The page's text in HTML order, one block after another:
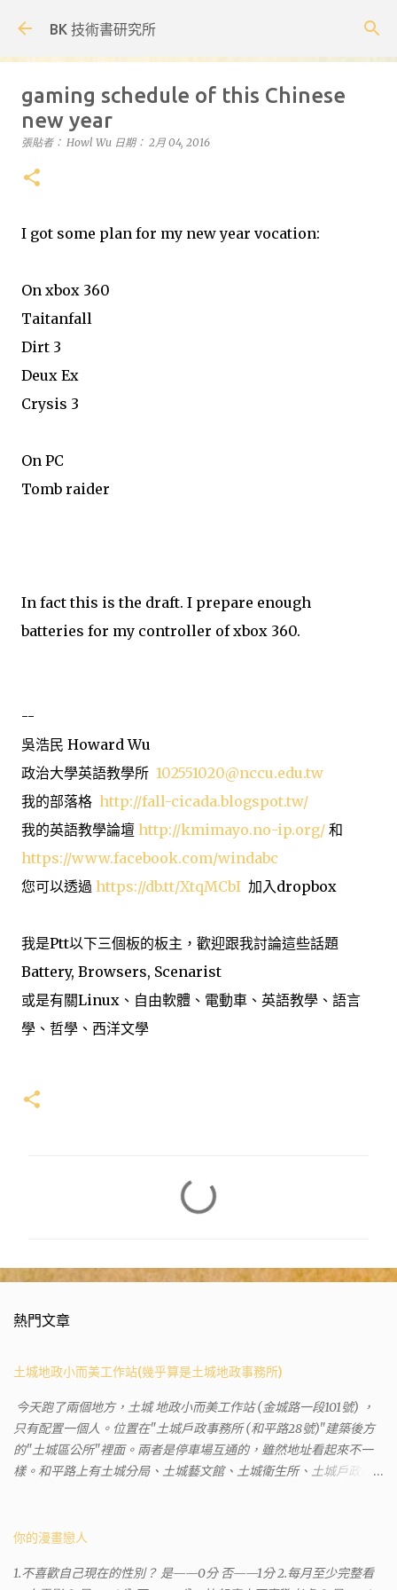
BK 技術書研究所
gaming schedule of this Chinese
new year
張貼者： Howl Wu 日期： 2月 04, 2016
I got some plan for my new year vocation:
On xbox 360
Taitanfall
Dirt 3
Deux Ex
Crysis 3
On PC
Tomb raider
In fact this is the draft. I prepare enough
batteries for my controller of xbox 360.
--
吳浩民 Howard Wu
政治大學英語教學所 102551020@nccu.edu.tw
我的部落格 http://fall-cicada.blogspot.tw/
我的英語教學論壇 http://kmimayo.no-ip.org/ 和
https://www.facebook.com/windabc
您可以透過 https://db.tt/XtqMCbI 加入dropbox
我是Ptt以下三個板的板主，歡迎跟我討論這些話題
Battery, Browsers, Scenarist
或是有關Linux、自由軟體、電動車、英語教學、語言
學、哲學、西洋文學
熱門文章
土城地政小而美工作站(幾乎算是土城地政事務所)
今天跑了兩個地方，土城 地政小而美工作站 (金城路一段101號) ，
只有配置一個人。位置在"土城戶政事務所 (和平路28號)"建築後方
的"土城區公所"裡面。兩者是停車場互通的，雖然地址看起來不一
樣。和平路上有土城分局、土城藝文館、土城衛生所、土城戶政事
沒有正式的地政事務所，只有地政小而美工作站 ，也已經能處理大
到以後還真嚇了一跳，這一看就有問題。要是我拿著那不被承認、
你的漫畫戀人
1.不喜歡自己現在的性別？ 是——0分 否——1分 2.每月至少完整看